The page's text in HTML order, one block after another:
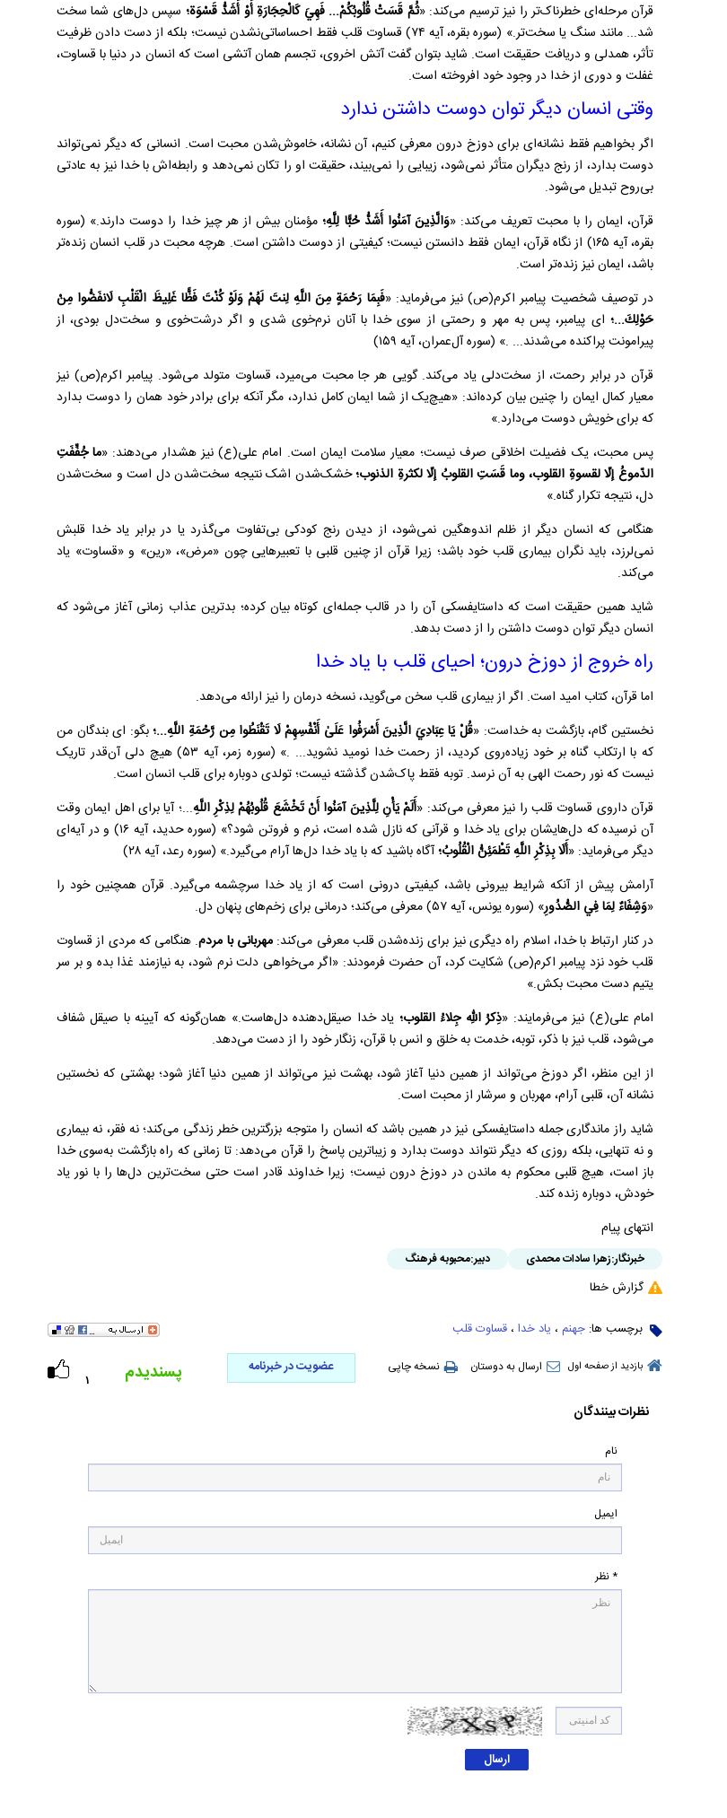
قرآن مرحله‌ای خطرناک‌تر را نیز ترسیم می‌کند: «ثُمَّ قَسَتْ قُلُوبُكُمْ... فَهِيَ كَالْحِجَارَةِ أَوْ أَشَدُّ قَسْوَة؛ سپس دل‌های شما سخت
شد... مانند سنگ یا سخت‌تر.» (سوره بقره، آیه ۷۴) قساوت قلب فقط احساساتی‌نشدن نیست؛ بلکه از دست دادن ظرفیت
تأثر، همدلی و دریافت حقیقت است. شاید بتوان گفت آتش اخروی، تجسم همان آتشی است که انسان در دنیا با قساوت،
غفلت و دوری از خدا در وجود خود افروخته است.
وقتی انسان دیگر توان دوست داشتن ندارد
اگر بخواهیم فقط نشانه‌ای برای دوزخ درون معرفی کنیم، آن نشانه، خاموش‌شدن محبت است. انسانی که دیگر نمی‌تواند
دوست بدارد، از رنج دیگران متأثر نمی‌شود، زیبایی را نمی‌بیند، حقیقت او را تکان نمی‌دهد و رابطه‌اش با خدا نیز به عادتی
بی‌روح تبدیل می‌شود.
قرآن، ایمان را با محبت تعریف می‌کند: «وَالَّذِينَ آمَنُوا أَشَدُّ حُبًّا لِلَّهِ؛ مؤمنان بیش از هر چیز خدا را دوست دارند.» (سوره
بقره، آیه ۱۶۵) از نگاه قرآن، ایمان فقط دانستن نیست؛ کیفیتی از دوست داشتن است. هرچه محبت در قلب انسان زنده‌تر
باشد، ایمان نیز زنده‌تر است.
در توصیف شخصیت پیامبر اکرم(ص) نیز می‌فرماید: «فَبِمَا رَحْمَةٍ مِنَ اللَّهِ لِنتَ لَهُمْ وَلَوْ كُنْتَ فَظًّا غَلِيظَ الْقَلْبِ لَانفَضُّوا مِنْ
حَوْلِكَ...؛ ای پیامبر، پس به مهر و رحمتی از سوی خدا با آنان نرم‌خوی شدی و اگر درشت‌خوی و سخت‌دل بودی، از
پیرامونت پراکنده می‌شدند... .» (سوره آل‌عمران، آیه ۱۵۹)
قرآن در برابر رحمت، از سخت‌دلی یاد می‌کند. گویی هر جا محبت می‌میرد، قساوت متولد می‌شود. پیامبر اکرم(ص) نیز
معیار کمال ایمان را چنین بیان کرده‌اند: «هیچ‌یک از شما ایمان کامل ندارد، مگر آنکه برای برادر خود همان را دوست بدارد
که برای خویش دوست می‌دارد.»
پس محبت، یک فضیلت اخلاقی صرف نیست؛ معیار سلامت ایمان است. امام علی(ع) نیز هشدار می‌دهند: «ما جُفِّفَتِ
الدّموعُ إلّا لقسوةِ القلوب، وما قَسَتِ القلوبُ إلّا لکثرةِ الذنوب؛خشک‌شدن اشک نتیجه سخت‌شدن دل است و سخت‌شدن
دل، نتیجه تکرار گناه.»
هنگامی که انسان دیگر از ظلم اندوهگین نمی‌شود، از دیدن رنج کودکی بی‌تفاوت می‌گذرد یا در برابر یاد خدا قلبش
نمی‌لرزد، باید نگران بیماری قلب خود باشد؛ زیرا قرآن از چنین قلبی با تعبیرهایی چون «مرض»، «رین» و «قساوت» یاد
می‌کند.
شاید همین حقیقت است که داستایفسکی آن را در قالب جمله‌ای کوتاه بیان کرده؛ بدترین عذاب زمانی آغاز می‌شود که
انسان دیگر توان دوست داشتن را از دست بدهد.
راه خروج از دوزخ درون؛ احیای قلب با یاد خدا
اما قرآن، کتاب امید است. اگر از بیماری قلب سخن می‌گوید، نسخه درمان را نیز ارائه می‌دهد.
نخستین گام، بازگشت به خداست: «قُلْ يَا عِبَادِيَ الَّذِينَ أَسْرَفُوا عَلَىٰ أَنْفُسِهِمْ لَا تَقْنَطُوا مِن رَّحْمَةِ اللَّهِ...؛بگو: ای بندگان من
که با ارتکاب گناه بر خود زیاده‌روی کردید، از رحمت خدا نومید نشوید... .» (سوره زمر، آیه ۵۳) هیچ دلی آن‌قدر تاریک
نیست که نور رحمت الهی به آن نرسد. توبه فقط پاک‌شدن گذشته نیست؛ تولدی دوباره برای قلب انسان است.
قرآن داروی قساوت قلب را نیز معرفی می‌کند: «أَلَمْ يَأْنِ لِلَّذِينَ آمَنُوا أَنْ تَخْشَعَ قُلُوبُهُمْ لِذِكْرِ اللَّهِ...؛ آیا برای اهل ایمان وقت
آن نرسیده که دل‌هایشان برای یاد خدا و قرآنی که نازل شده است، نرم و فروتن شود؟» (سوره حدید، آیه ۱۶) و در آیه‌ای
دیگر می‌فرماید: «أَلَا بِذِكْرِ اللَّهِ تَطْمَئِنُّ الْقُلُوبُ؛آگاه باشید که با یاد خدا دل‌ها آرام می‌گیرد.» (سوره رعد، آیه ۲۸)
آرامش پیش از آنکه شرایط بیرونی باشد، کیفیتی درونی است که از یاد خدا سرچشمه می‌گیرد. قرآن همچنین خود را
«وَشِفَاءٌ لِمَا فِي الصُّدُورِ» (سوره یونس، آیه ۵۷) معرفی می‌کند؛ درمانی برای زخم‌های پنهان دل.
در کنار ارتباط با خدا، اسلام راه دیگری نیز برای زنده‌شدن قلب معرفی می‌کند: مهربانی با مردم. هنگامی که مردی از قساوت
قلب خود نزد پیامبر اکرم(ص) شکایت کرد، آن حضرت فرمودند: «اگر می‌خواهی دلت نرم شود، به نیازمند غذا بده و بر سر
یتیم دست محبت بکش.»
امام علی(ع) نیز می‌فرمایند: «ذِكرُ اللهِ جِلاءُ القلوب؛ یاد خدا صیقل‌دهنده دل‌هاست.» همان‌گونه که آیینه با صیقل شفاف
می‌شود، قلب نیز با ذکر، توبه، خدمت به خلق و انس با قرآن، زنگار خود را از دست می‌دهد.
از این منظر، اگر دوزخ می‌تواند از همین دنیا آغاز شود، بهشت نیز می‌تواند از همین دنیا آغاز شود؛ بهشتی که نخستین
نشانه آن، قلبی آرام، مهربان و سرشار از محبت است.
شاید راز ماندگاری جمله داستایفسکی نیز در همین باشد که انسان را متوجه بزرگترین خطر زندگی می‌کند؛ نه فقر، نه بیماری
و نه تنهایی، بلکه روزی که دیگر نتواند دوست بدارد و زیباترین پاسخ را قرآن می‌دهد: تا زمانی که راه بازگشت به‌سوی خدا
باز است، هیچ قلبی محکوم به ماندن در دوزخ درون نیست؛ زیرا خداوند قادر است حتی سخت‌ترین دل‌ها را با نور یاد
خودش، دوباره زنده کند.
انتهای پیام
خبرنگار:زهرا سادات محمدی دبیر:محبوبه فرهنگ
گزارش خطا
برچسب ها: جهنم ، یاد خدا ، قساوت قلب
بازدید از صفحه اول ارسال به دوستان نسخه چاپی عضویت در خبرنامه
۱ پسندیدم
نظرات بینندگان
نام
ایمیل
* نظر